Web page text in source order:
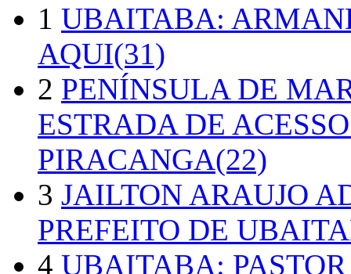
1 UBAITABA:
AQUI(31)
2 PENÍNSULA DE
ESTRADA DE
PIRACANGA(22)
3 JAILTON ARAUJO
PREFEITO DE
4 UBAITABA: